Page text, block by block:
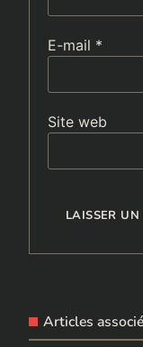
E-mail *
Site web
Articles